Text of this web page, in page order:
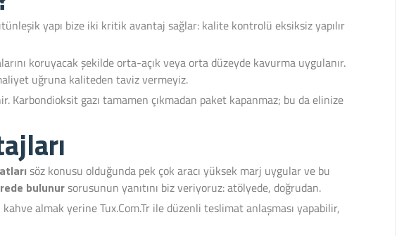
yapı bize iki kritik avantaj sağlar: kalite kontrolü eksiksiz yapılır
koruyacak şekilde orta-açık veya orta düzeyde kavurma uygulanır.
uğruna kaliteden taviz vermeyiz.
gazı tamamen çıkmadan paket kapanmaz; bu da elinize
söz konusu olduğunda pek çok aracı yüksek marj uygular ve bu
bulunursorusunun yanıtını biz veriyoruz: atölyede, doğrudan.
almak yerine Tux.Com.Tr ile düzenli teslimat anlaşması yapabilir,